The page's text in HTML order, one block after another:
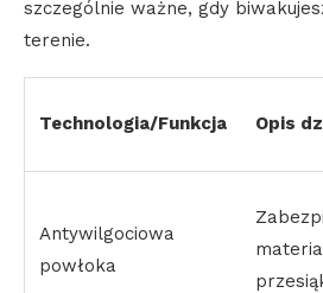
szczególnie ważne, gdy
terenie.
Technologia/Funkcja Opis
Antywilgociowa
powłoka